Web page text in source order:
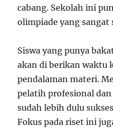
cabang. Sekolah ini
olimpiade yang sangat
Siswa yang punya
akan di berikan waktu
pendalaman materi.
pelatih profesional
sudah lebih dulu
Fokus pada riset ini